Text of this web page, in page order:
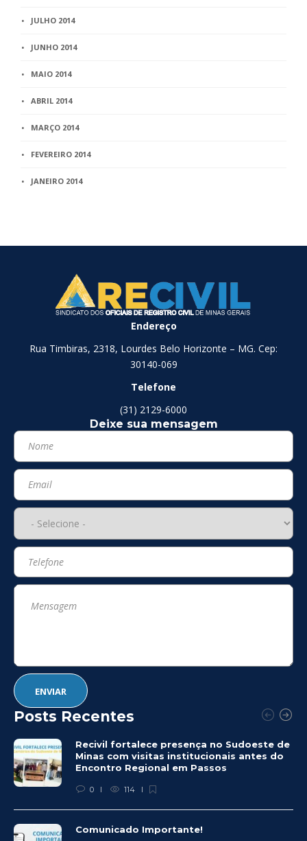
JULHO 2014
JUNHO 2014
MAIO 2014
ABRIL 2014
MARÇO 2014
FEVEREIRO 2014
JANEIRO 2014
Endereço
Rua Timbiras, 2318, Lourdes Belo Horizonte – MG. Cep:
30140-069
Telefone
(31) 2129-6000
Deixe sua mensagem
Posts Recentes
Recivil fortalece presença no Sudoeste de
Minas com visitas institucionais antes do
Encontro Regional em Passos
0 114
Comunicado Importante!